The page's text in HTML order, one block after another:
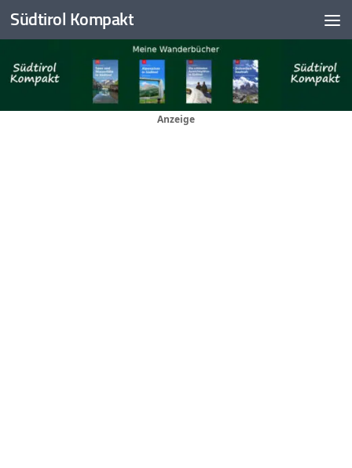
Skip to content
Südtirol Kompakt
Anzeige